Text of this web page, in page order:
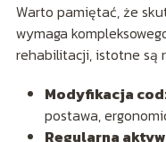
Warto pamiętać, że
wymaga
rehabilitacji, istotne są
Modyfikacja
postawa,
Regularna